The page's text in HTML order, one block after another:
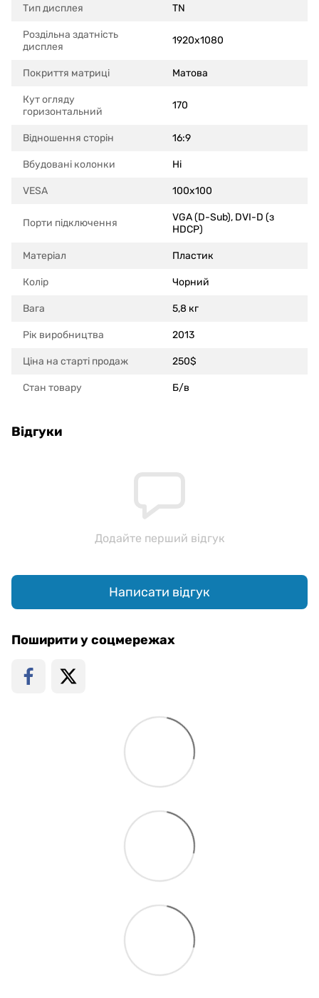
Тип дисплея TN
Роздільна здатність
дисплея
1920x1080
Покриття матриці Матова
Кут огляду
горизонтальний
170
Відношення сторін 16:9
Вбудовані колонки Ні
VESA 100x100
Порти підключення
VGA (D-Sub), DVI-D (з
HDCP)
Матеріал Пластик
Колір Чорний
Вага 5,8 кг
Рік виробництва 2013
Ціна на старті продаж 250$
Стан товару Б/в
Відгуки
Додайте перший відгук
Написати відгук
Поширити у соцмережах